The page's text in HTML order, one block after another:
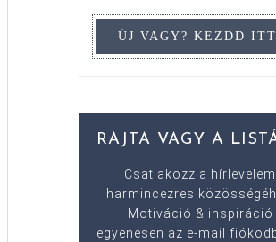
RAJTA VAGY A
Csatlakozz a hírlevelem
harmincezres
Motiváció & inspiráció
egyenesen az e-mail